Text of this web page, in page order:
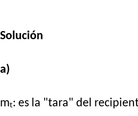
Solución
a)
mₜ: es la "tara" del